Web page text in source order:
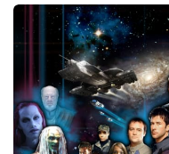
Filmy
Seriály
Hry